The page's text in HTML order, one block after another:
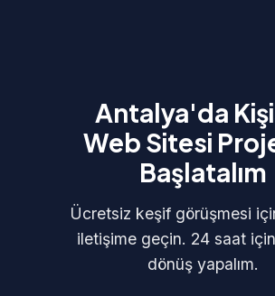
Antalya'da
Web Sitesi
Başlatalım
Ücretsiz keşif görüşmesi
iletişime geçin. 24 saat
dönüş yapalım.